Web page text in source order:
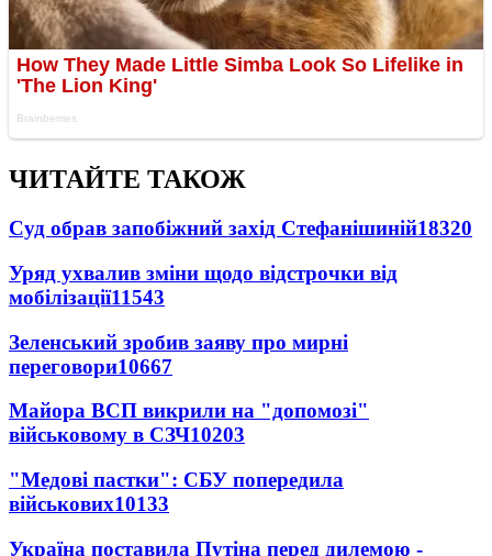
ЧИТАЙТЕ ТАКОЖ
Суд обрав запобіжний захід Стефанішиній18320
Уряд ухвалив зміни щодо відстрочки від
мобілізації11543
Зеленський зробив заяву про мирні
переговори10667
Майора ВСП викрили на "допомозі"
військовому в СЗЧ10203
"Медові пастки": СБУ попередила
військових10133
Україна поставила Путіна перед дилемою -